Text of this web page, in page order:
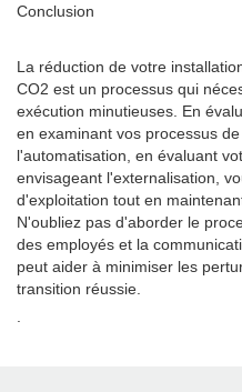
Conclusion
La réduction de votre
CO2 est un processus qui
exécution minutieuses. En
en examinant vos processus
l'automatisation, en évaluant
envisageant l'externalisation,
d'exploitation tout en
N'oubliez pas d'aborder le
des employés et la
peut aider à minimiser les
transition réussie.